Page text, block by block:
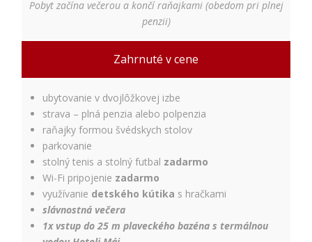
Pobyt začína večerou a končí raňajkami (obedom pri plnej
penzii)
Zahrnuté v cene
ubytovanie v dvojlôžkovej izbe
strava – plná penzia alebo polpenzia
raňajky formou švédskych stolov
parkovanie
stolný tenis a stolný futbal zadarmo
Wi-Fi pripojenie zadarmo
využívanie detského kútika s hračkami
slávnostná večera
1x vstup do 25 m plaveckého bazéna s termálnou
aby sme ju
zlepšovať.
zhromažďujú
informácie
anonymne.
Účel: analýza
návštevnosti,
vylepšenie
obsahu;
základ:
súhlas
návštevníka